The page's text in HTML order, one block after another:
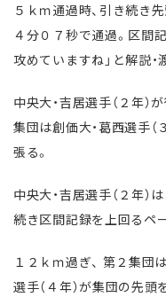
５ｋｍ通過時、引き続き
４分０７秒で通過。区間
攻めていますね」と解説・
中央大・吉居選手（２年）
集団は創価大・葛西選手（
張る。
中央大・吉居選手（２年
続き区間記録を上回るペ
１２ｋｍ過ぎ、 第２集団
選手（４年）が集団の先頭